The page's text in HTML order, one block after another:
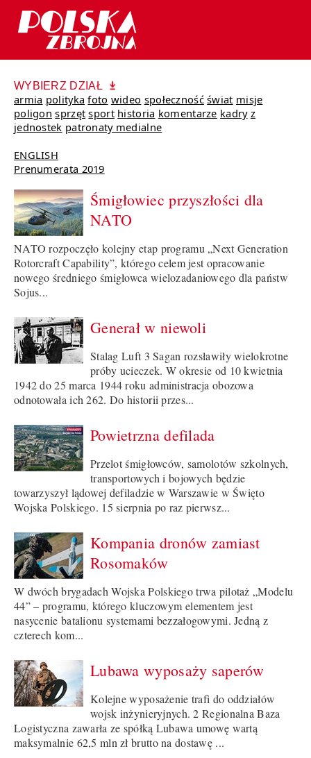
WYBIERZ DZIAŁ
armia polityka foto wideo społeczność świat misje
poligon sprzęt sport historia komentarze kadry z
jednostek patronaty medialne
ENGLISH
Prenumerata 2019
Śmigłowiec przyszłości dla
NATO
NATO rozpoczęło kolejny etap programu „Next Generation
Rotorcraft Capability”, którego celem jest opracowanie
nowego średniego śmigłowca wielozadaniowego dla państw
Sojus...
Generał w niewoli
Stalag Luft 3 Sagan rozsławiły wielokrotne
próby ucieczek. W okresie od 10 kwietnia
1942 do 25 marca 1944 roku administracja obozowa
odnotowała ich 262. Do historii przes...
Powietrzna defilada
Przelot śmigłowców, samolotów szkolnych,
transportowych i bojowych będzie
towarzyszył lądowej defiladzie w Warszawie w Święto
Wojska Polskiego. 15 sierpnia po raz pierwsz...
Kompania dronów zamiast
Rosomaków
W dwóch brygadach Wojska Polskiego trwa pilotaż „Modelu
44” – programu, którego kluczowym elementem jest
nasycenie batalionu systemami bezzałogowymi. Jedną z
czterech kom...
Lubawa wyposaży saperów
Kolejne wyposażenie trafi do oddziałów
wojsk inżynieryjnych. 2 Regionalna Baza
Logistyczna zawarła ze spółką Lubawa umowę wartą
maksymalnie 62,5 mln zł brutto na dostawę ...